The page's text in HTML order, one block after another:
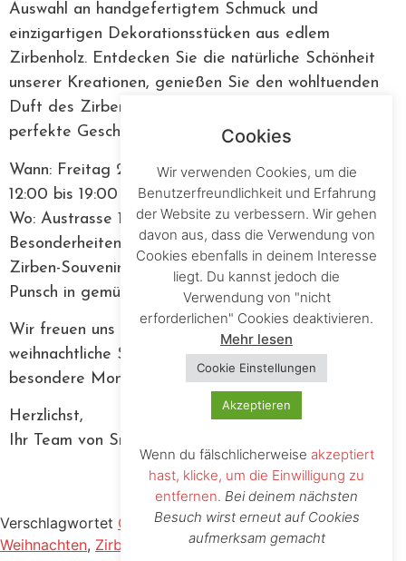
Auswahl an handgefertigtem Schmuck und
einzigartigen Dekorationsstücken aus edlem
Zirbenholz. Entdecken Sie die natürliche Schönheit
unserer Kreationen, genießen Sie den wohltuenden
Duft des Zirbenholzes und finden Sie vielleicht das
perfekte Geschenk für Ihre Liebsten.
Wann: Freitag 29.11.und Samstag 30.11.2024 von
12:00 bis 19:00
Wo: Austrasse 15 6200 Jenbach (Smellgood Laden)
Besonderheiten: Probieren Sie unsere duftenden
Zirben-Souvenirs und genießen Sie einen warmen
Punsch in gemütlicher Runde!
Wir freuen uns darauf, mit Ihnen gemeinsam in die
weihnachtliche Stimmung einzutauchen und
besondere Momente zu teilen.
Herzlichst,
Ihr Team von Smellgood Schmuck und Deko
Verschlagwortet Christkindlmarkt, Deko, schmuck,
Weihnachten, Zirbenholz
Cookies
Wir verwenden Cookies, um die
Benutzerfreundlichkeit und Erfahrung
der Website zu verbessern. Wir gehen
davon aus, dass die Verwendung von
Cookies ebenfalls in deinem Interesse
liegt. Du kannst jedoch die
Verwendung von "nicht
erforderlichen" Cookies deaktivieren.
Mehr lesen
Cookie Einstellungen
Akzeptieren
Wenn du fälschlicherweise akzeptiert
hast, klicke, um die Einwilligung zu
entfernen. Bei deinem nächsten
Besuch wirst erneut auf Cookies
aufmerksam gemacht